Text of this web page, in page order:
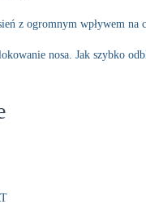
z ogromnym wpływem na
nosa. Jak szybko